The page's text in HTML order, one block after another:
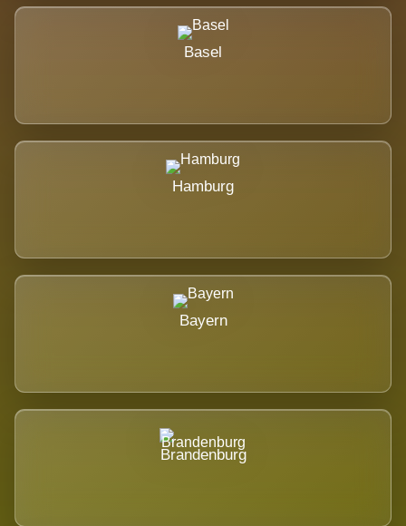
Basel
Hamburg
Bayern
Brandenburg